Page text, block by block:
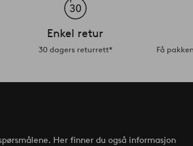
Enkel retur
30 dagers returrett*
Få
Her finner du også informasjon